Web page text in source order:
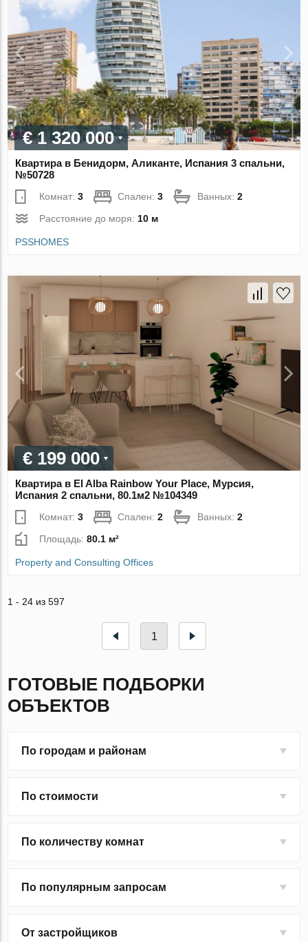
€ 1 320 000
Квартира в Бенидорм, Аликанте, Испания 3 спальни,
№50728
Комнат:3 Спален:3 Ванных:2
Расстояние до моря: 10 м
PSSHOMES
€ 199 000
Квартира в El Alba Rainbow Your Place, Мурсия,
Испания 2 спальни, 80.1м2 №104349
Комнат:3 Спален:2 Ванных:2
Площадь:80.1 м²
Property and Consulting Offices
1 - 24 из 597
1
ГОТОВЫЕ ПОДБОРКИ
ОБЪЕКТОВ
По городам и районам
По стоимости
По количеству комнат
По популярным запросам
От застройщиков